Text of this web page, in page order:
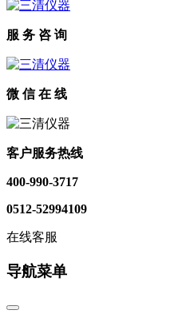
服 务 咨 询
微 信 在 线
客户服务热线
400-990-3717
0512-52994109
在线客服
导航菜单